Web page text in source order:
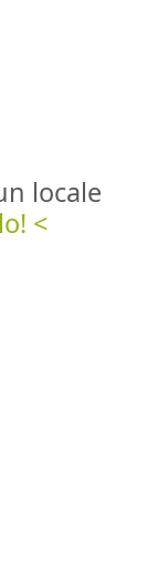
locale
<